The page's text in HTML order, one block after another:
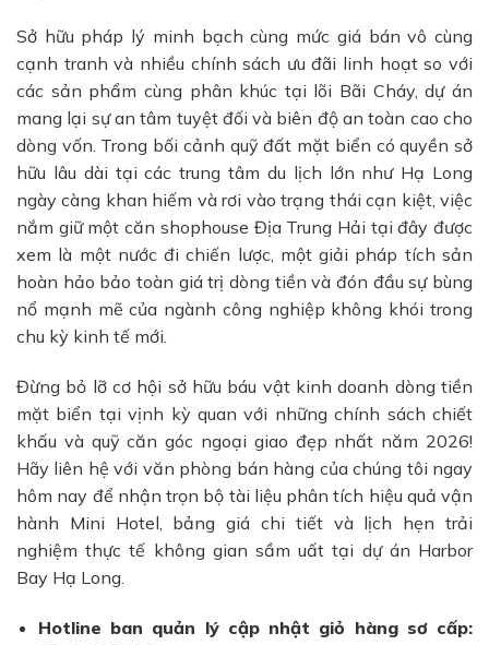
Sở hữu pháp lý minh bạch cùng mức giá bán vô cùng
cạnh tranh và nhiều chính sách ưu đãi linh hoạt so với
các sản phẩm cùng phân khúc tại lõi Bãi Cháy, dự án
mang lại sự an tâm tuyệt đối và biên độ an toàn cao cho
dòng vốn. Trong bối cảnh quỹ đất mặt biển có quyền sở
hữu lâu dài tại các trung tâm du lịch lớn như Hạ Long
ngày càng khan hiếm và rơi vào trạng thái cạn kiệt, việc
nắm giữ một căn shophouse Địa Trung Hải tại đây được
xem là một nước đi chiến lược, một giải pháp tích sản
hoàn hảo bảo toàn giá trị dòng tiền và đón đầu sự bùng
nổ mạnh mẽ của ngành công nghiệp không khói trong
chu kỳ kinh tế mới.
Đừng bỏ lỡ cơ hội sở hữu báu vật kinh doanh dòng tiền
mặt biển tại vịnh kỳ quan với những chính sách chiết
khấu và quỹ căn góc ngoại giao đẹp nhất năm 2026!
Hãy liên hệ với văn phòng bán hàng của chúng tôi ngay
hôm nay để nhận trọn bộ tài liệu phân tích hiệu quả vận
hành Mini Hotel, bảng giá chi tiết và lịch hẹn trải
nghiệm thực tế không gian sầm uất tại dự án Harbor
Bay Hạ Long.
Hotline ban quản lý cập nhật giỏ hàng sơ cấp: